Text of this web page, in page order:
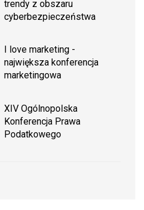
trendy z obszaru
cyberbezpieczeństwa
I love marketing -
największa konferencja
marketingowa
XIV Ogólnopolska
Konferencja Prawa
Podatkowego